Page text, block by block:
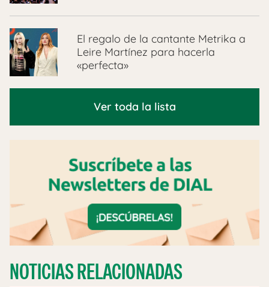
El regalo de la cantante Metrika a
Leire Martínez para hacerla
«perfecta»
Ver toda la lista
NOTICIAS RELACIONADAS